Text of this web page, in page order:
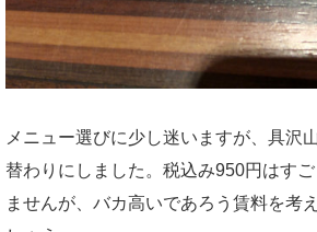
メニュー選びに少し迷いますが、具沢
替わりにしました。税込み950円はす
ませんが、バカ高いであろう賃料を考